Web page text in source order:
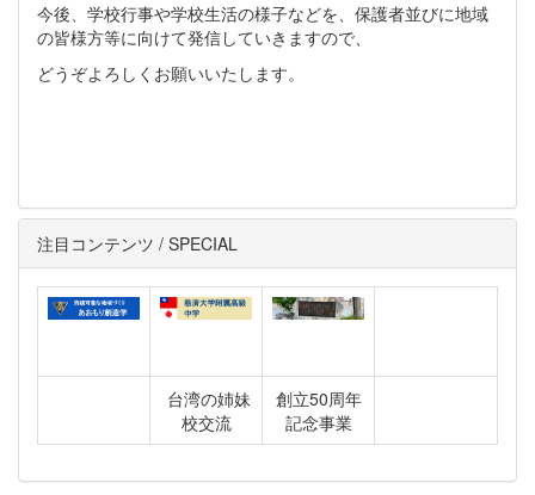
今後、学校行事や学校生活の様子などを、保護者並びに地域
の皆様方等に向けて発信していきますので、
どうぞよろしくお願いいたします。
注目コンテンツ / SPECIAL
台湾の姉妹
校交流
創立50周年
記念事業